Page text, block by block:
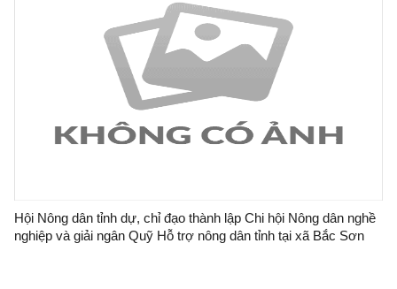
Hội Nông dân tỉnh dự, chỉ đạo thành lập Chi hội Nông dân nghề
nghiệp và giải ngân Quỹ Hỗ trợ nông dân tỉnh tại xã Bắc Sơn